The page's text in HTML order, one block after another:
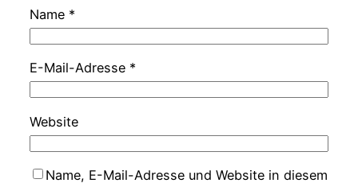
Name *
E-Mail-Adresse *
Website
Name, E-Mail-Adresse und Website in diesem